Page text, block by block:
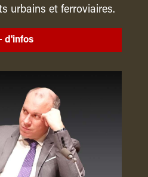
urbains et ferroviaires.
d'infos